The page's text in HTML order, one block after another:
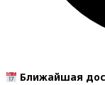
Ближайшая